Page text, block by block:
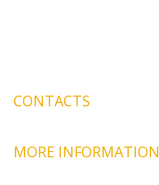
CONTACTS
MORE INFORMATION